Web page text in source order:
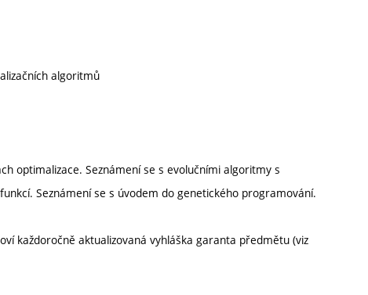
algoritmů
optimalizace. Seznámení se s evolučními algoritmy s
Seznámení se s úvodem do genetického programování.
každoročně aktualizovaná vyhláška garanta předmětu (viz